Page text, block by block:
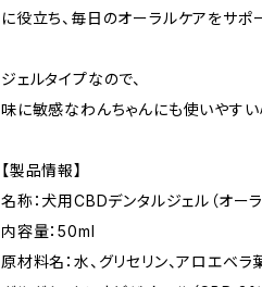
に役立ち、毎日のオーラルケアをサポ
ジェルタイプなので、
味に敏感なわんちゃんにも使いやすい
【製品情報】
名称：犬用CBDデンタルジェル（オーラ
内容量：50ml
原材料名：水、グリセリン、アロエベ